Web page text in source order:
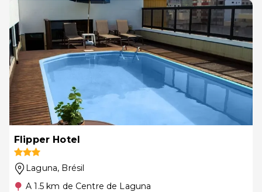
Flipper Hotel
Laguna, Brésil
A 1.5 km de Centre de Laguna